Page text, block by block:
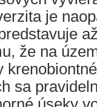
je
že na
sa